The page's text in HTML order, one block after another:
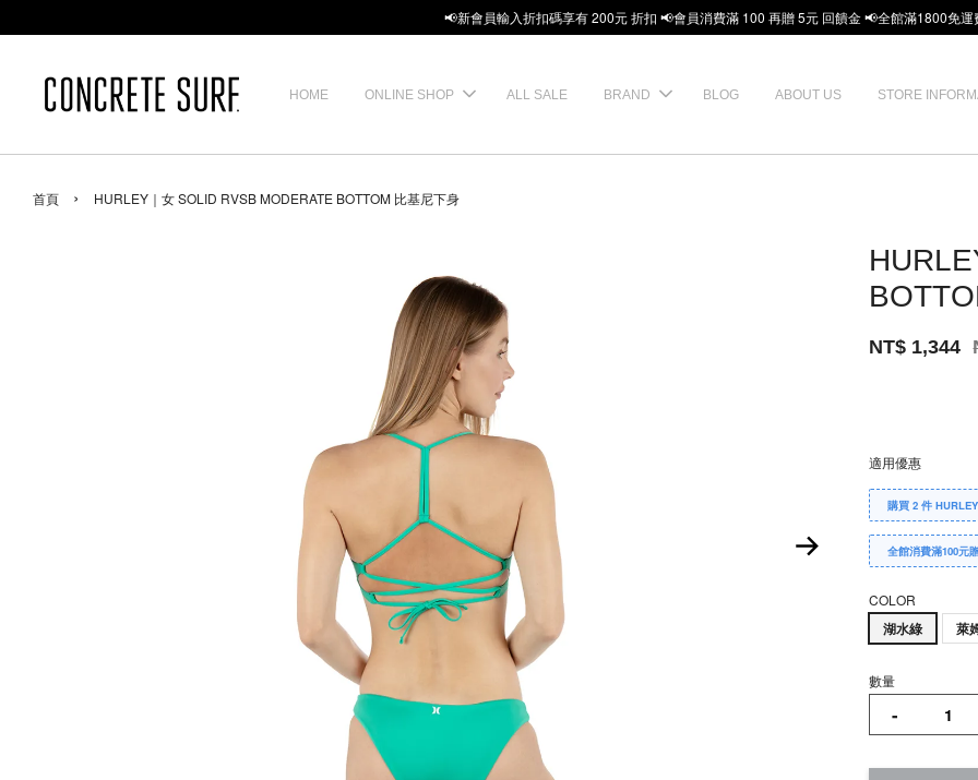
📢新會員輸入折扣碼享有 200元 折扣 📢會員消費滿 100 再贈 5元 回饋金 📢全館滿1800免運
HOME ONLINE SHOP ALL SALE BRAND BLOG ABOUT US STORE
首頁 › HURLEY｜女 SOLID RVSB MODERATE BOTTOM 比基尼下身
NT$ 1,344
適用優惠
購買 2 件
全館消費滿100元
COLOR
湖水綠 萊
數量
-